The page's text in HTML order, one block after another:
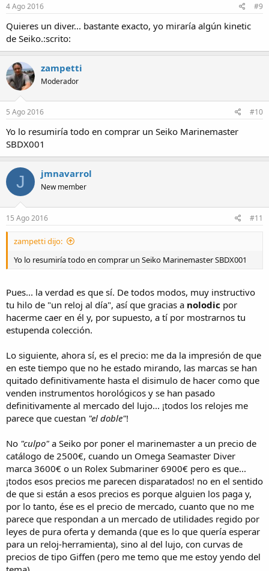
4 Ago 2016 #9
Quieres un diver... bastante exacto, yo miraría algún kinetic
de Seiko.:scrito:
zampetti
Moderador
5 Ago 2016 #10
Yo lo resumiría todo en comprar un Seiko Marinemaster
SBDX001
J jmnavarrol
New member
15 Ago 2016 #11
zampetti dijo:
Yo lo resumiría todo en comprar un Seiko Marinemaster SBDX001
Pues... la verdad es que sí. De todos modos, muy instructivo
tu hilo de "un reloj al día", así que gracias a nolodic por
hacerme caer en él y, por supuesto, a tí por mostrarnos tu
estupenda colección.
Lo siguiente, ahora sí, es el precio: me da la impresión de que
en este tiempo que no he estado mirando, las marcas se han
quitado definitivamente hasta el disimulo de hacer como que
venden instrumentos horológicos y se han pasado
definitivamente al mercado del lujo... ¡todos los relojes me
parece que cuestan "el doble"!
No "culpo" a Seiko por poner el marinemaster a un precio de
catálogo de 2500€, cuando un Omega Seamaster Diver
marca 3600€ o un Rolex Submariner 6900€ pero es que...
¡todos esos precios me parecen disparatados! no en el sentido
de que si están a esos precios es porque alguien los paga y,
por lo tanto, ése es el precio de mercado, cuanto que no me
parece que respondan a un mercado de utilidades regido por
leyes de pura oferta y demanda (que es lo que quería esperar
para un reloj-herramienta), sino al del lujo, con curvas de
precios de tipo Giffen (pero me temo que me estoy yendo del